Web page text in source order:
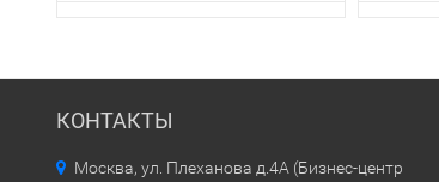
КОНТАКТЫ
Москва, ул. Плеханова д.4А (Бизнес-центр